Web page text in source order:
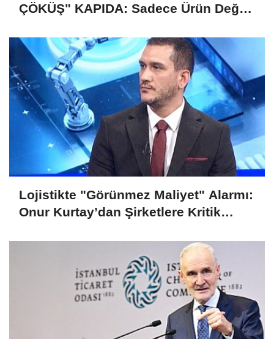
ÇÖKÜŞ" KAPIDA: Sadece Ürün Değil,
Lojistikte "Görünmez Maliyet" Alarmı:
Onur Kurtay’dan Şirketlere Kritik